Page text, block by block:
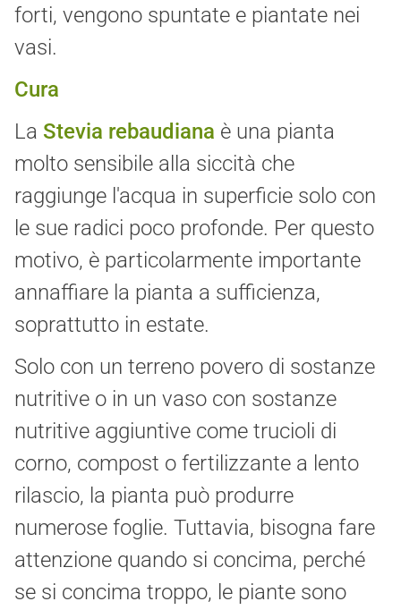
forti, vengono spuntate e piantate nei
vasi.
Cura
La Stevia rebaudiana è una pianta
molto sensibile alla siccità che
raggiunge l'acqua in superficie solo con
le sue radici poco profonde. Per questo
motivo, è particolarmente importante
annaffiare la pianta a sufficienza,
soprattutto in estate.
Solo con un terreno povero di sostanze
nutritive o in un vaso con sostanze
nutritive aggiuntive come trucioli di
corno, compost o fertilizzante a lento
rilascio, la pianta può produrre
numerose foglie. Tuttavia, bisogna fare
attenzione quando si concima, perché
se si concima troppo, le piante sono